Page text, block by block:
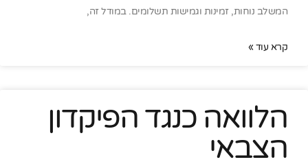
המשלב נוחות, זמינות וגמישות תשלומים. במודל זה,
קרא עוד »
הלוואה כנגד הפיקדון
הצבאי